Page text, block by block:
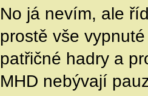
No já nevím, ale
prostě vše
patřičné hadry a
MHD nebývají